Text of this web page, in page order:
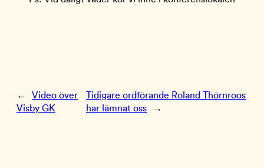
←
Video över
Visby GK
Tidigare ordförande Roland Thörnroos
har lämnat oss
→